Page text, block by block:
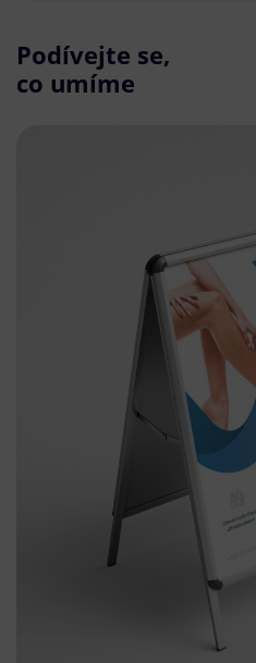
Podívejte se,
co umíme